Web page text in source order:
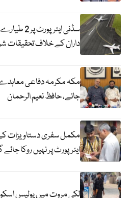
سڈنی
داران کے خلاف تحقیقات
مکہ مکرمہ دفاعی معاہدے
جائے، حافظ نعیم الرحمان
مکمل سفری دستاویزات
ایئرپورٹ پر نہیں روکا جائے
لکی مروت میں پولیس